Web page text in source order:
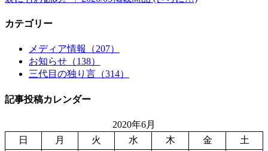
カテゴリー
メディア情報（207）
お知らせ（138）
三代目の独り言（314）
記事投稿カレンダー
2020年6月
日
月 火 水 木 金
土